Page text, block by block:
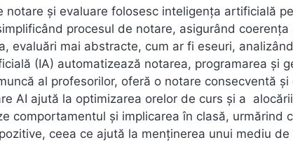
notare și evaluare folosesc inteligența artificială
procesul de notare, asigurând
evaluări mai abstracte, cum ar fi eseuri,
(IA) automatizează notarea, programarea și
al profesorilor, oferă o notare consecventă
AI ajută la optimizarea orelor de curs și a
comportamentul și implicarea în clasă, urmărind
ceea ce ajută la menținerea unui mediu